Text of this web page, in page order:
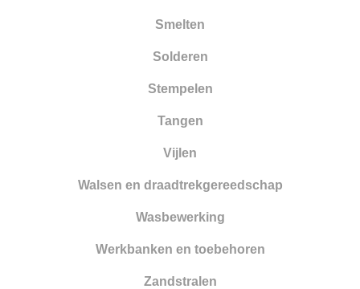
Smelten
Solderen
Stempelen
Tangen
Vijlen
Walsen en draadtrekgereedschap
Wasbewerking
Werkbanken en toebehoren
Zandstralen